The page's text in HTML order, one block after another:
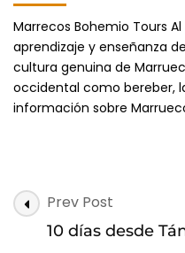
Marrecos Bohemio Tours
aprendizaje y enseñanza
cultura genuina de
occidental como bereber,
información sobre
PostPrev Post
10 días desde